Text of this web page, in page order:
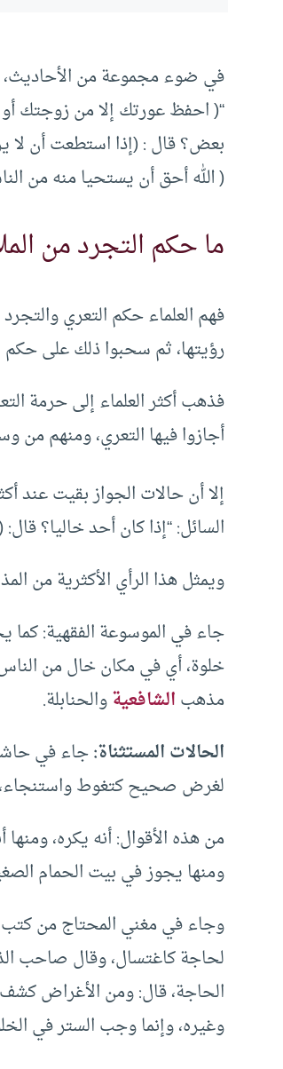
في ضوء مجموعة من الأحاديث،
“( احفظ عورتك إلا من زوجتك
بعض؟ قال : (إذا استطعت أن لا
( الله أحق أن يستحيا منه من
ما حكم التجرد من
فهم العلماء حكم التعري
رؤيتها، ثم سحبوا ذلك على حكم
فذهب أكثر العلماء إلى حرمة
أجازوا فيها التعري، ومنهم
إلا أن حالات الجواز بقيت عند
السائل: “إذا كان أحد خاليا؟
ويمثل هذا الرأي الأكثرية من
جاء في الموسوعة الفقهية:
خلوة، أي في مكان خال من
مذهبالشافعيةوالحنابلة.
الحالات المستثناة:جاء في
لغرض صحيح كتغوط واستنجاء،
من هذه الأقوال: أنه يكره،
ومنها يجوز في بيت الحمام
وجاء في مغني المحتاج من كتب
لحاجة كاغتسال، وقال صاحب
الحاجة، قال: ومن الأغراض كشف
وغيره، وإنما وجب الستر في